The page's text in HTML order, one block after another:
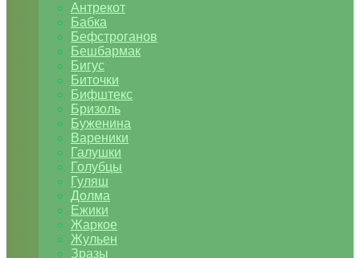
Антрекот
Бабка
Бефстроганов
Бешбармак
Бигус
Биточки
Бифштекс
Бризоль
Буженина
Вареники
Галушки
Голубцы
Гуляш
Долма
Ежики
Жаркое
Жульен
Зразы